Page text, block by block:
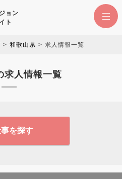
ョン
ト
和歌山県 求人情報一覧
求人情報一覧
を探す